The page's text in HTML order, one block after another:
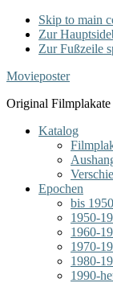
Skip to main
Zur
Zur Fußzeile
Movieposter
Original
Katalog
Epochen
bis 1950
1950-
1960-
1970-
1980-
1990-